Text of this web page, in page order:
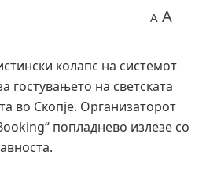
A A
колапс на системот
гостувањето на светската
во Скопје. Организаторот
попладнево излезе со